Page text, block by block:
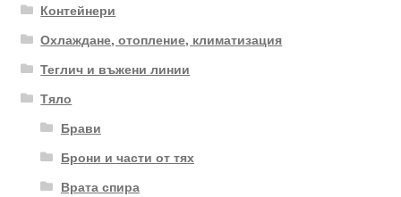
Контейнери
Охлаждане, отопление, климатизация
Теглич и въжени линии
Тяло
Брави
Брони и части от тях
Врата спира